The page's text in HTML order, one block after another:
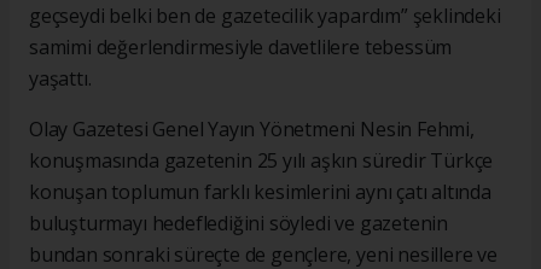
geçseydi belki ben de gazetecilik yapardım” şeklindeki
samimi değerlendirmesiyle davetlilere tebessüm
yaşattı.
Olay Gazetesi Genel Yayın Yönetmeni Nesin Fehmi,
konuşmasında gazetenin 25 yılı aşkın süredir Türkçe
konuşan toplumun farklı kesimlerini aynı çatı altında
buluşturmayı hedeflediğini söyledi ve gazetenin
bundan sonraki süreçte de gençlere, yeni nesillere ve